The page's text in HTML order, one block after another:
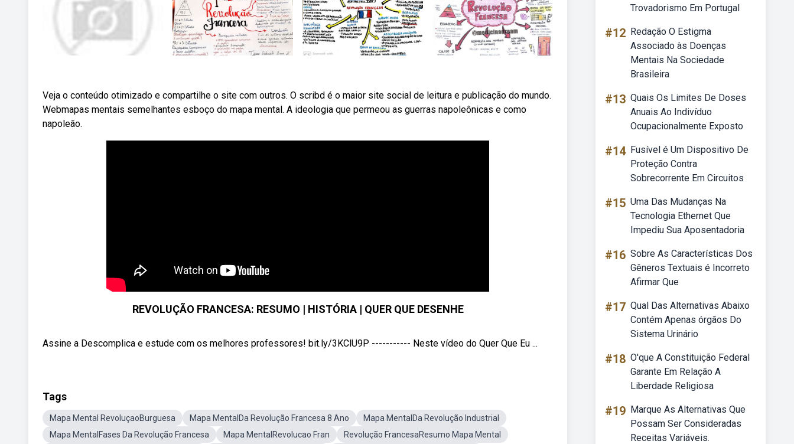
Veja o conteúdo otimizado e compartilhe o site com outros. O scribd é o maior site social de leitura e publicação do mundo.
Webmapas mentais semelhantes esboço do mapa mental. A ideologia que permeou as guerras napoleônicas e como
napoleão.
REVOLUÇÃO FRANCESA: RESUMO | HISTÓRIA | QUER QUE DESENHE
Assine a Descomplica e estude com os melhores professores! bit.ly/3KClU9P ----------- Neste vídeo do Quer Que Eu ...
Tags
Mapa Mental RevoluçaoBurguesa Mapa MentalDa Revolução Francesa 8 Ano
Mapa MentalDa Revolução Industrial
Mapa MentalFases Da Revolução Francesa
Mapa MentalRevolucao Fran
Revolução FrancesaResumo Mapa Mental
Trovadorismo Em Portugal
#12 Redação O Estigma
Associado às Doenças
Mentais Na Sociedade
Brasileira
#13 Quais Os Limites De Doses
Anuais Ao Indivíduo
Ocupacionalmente Exposto
#14 Fusível é Um Dispositivo De
Proteção Contra
Sobrecorrente Em Circuitos
#15 Uma Das Mudanças Na
Tecnologia Ethernet Que
Impediu Sua Aposentadoria
#16 Sobre As Características Dos
Gêneros Textuais é Incorreto
Afirmar Que
#17 Qual Das Alternativas Abaixo
Contém Apenas órgãos Do
Sistema Urinário
#18 O'que A Constituição Federal
Garante Em Relação A
Liberdade Religiosa
#19 Marque As Alternativas Que
Possam Ser Consideradas
Receitas Variáveis.